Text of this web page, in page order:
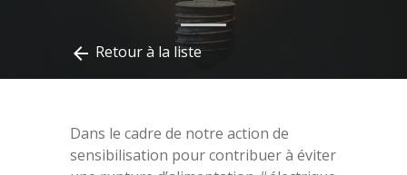
arrow_back Retour à la liste
Dans le cadre de notre action de
sensibilisation pour contribuer à éviter